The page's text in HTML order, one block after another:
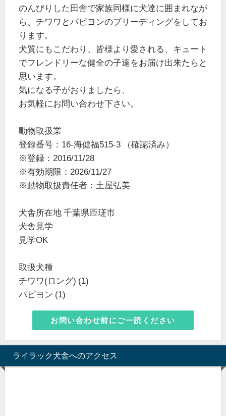
のんびりした田舎で家族同様に犬達に囲まれなが
ら、チワワとパピヨンのブリーディングをしてお
ります。
犬質にもこだわり、皆様より愛される、キュート
でフレンドリーな健全の子達をお届け出来たらと
思います。
気になる子がおりましたら、
お気軽にお問い合わせ下さい。
動物取扱業
登録番号：16-海健福515-3 （確認済み）
※登録：2016/11/28
※有効期限：2026/11/27
※動物取扱責任者：土屋弘美
犬舎所在地 千葉県匝瑳市
犬舎見学
見学OK
取扱犬種
チワワ(ロング) (1)
パピヨン (1)
お問い合わせ前にご一読ください
ライラック犬舎へのアクセス